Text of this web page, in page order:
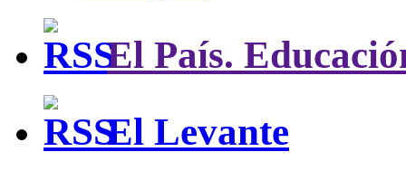
El País.
El Levante